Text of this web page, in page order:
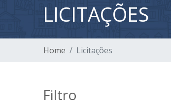
LICITAÇÕES
Home Licitações
Filtro